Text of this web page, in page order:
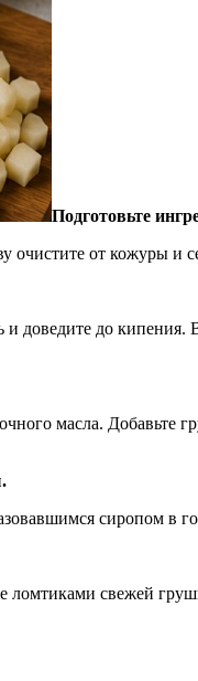
Подготовьте
очистите от кожуры и
и доведите до
масла. Добавьте
сиропом в
ломтиками свежей